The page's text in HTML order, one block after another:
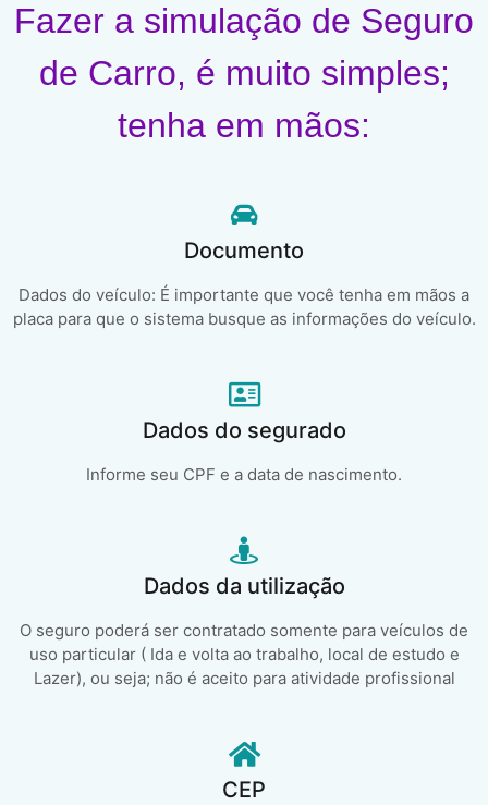
Fazer a simulação de Seguro
de Carro, é muito simples;
tenha em mãos:
Documento
Dados do veículo: É importante que você tenha em mãos a
placa para que o sistema busque as informações do veículo.
Dados do segurado
Informe seu CPF e a data de nascimento.
Dados da utilização
O seguro poderá ser contratado somente para veículos de
uso particular ( Ida e volta ao trabalho, local de estudo e
Lazer), ou seja; não é aceito para atividade profissional
CEP